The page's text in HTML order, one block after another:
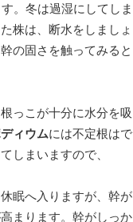
。冬は過湿にしてしま
株は、断水をしましょ
の固さを触ってみると
っこが十分に水分を吸
ィウムには不定根はで
しまいますので、
眠へ入りますが、幹が
まります。幹がしっか